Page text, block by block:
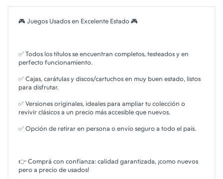
🎮 Juegos Usados en Excelente Estado 🎮
✅ Todos los títulos se encuentran completos, testeados y en
perfecto funcionamiento.
✅ Cajas, carátulas y discos/cartuchos en muy buen estado, listos
para disfrutar.
✅ Versiones originales, ideales para ampliar tu colección o
revivir clásicos a un precio más accesible que nuevos.
✅ Opción de retirar en persona o envío seguro a todo el país.
👉 Comprá con confianza: calidad garantizada, ¡como nuevos
pero a precio de usados!